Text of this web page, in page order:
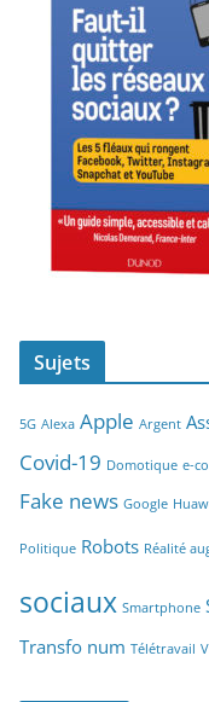
Sujets
5G Alexa Apple Argent
Covid-19 Domotique e-
Fake news Google
Politique Robots Réalité
sociaux Smartphone
Transfo num Télétravail